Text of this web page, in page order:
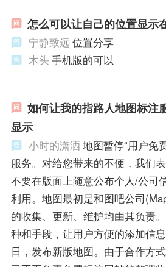
怎么可以让自己的位置显示
宁静致远 位置分享
木头 手机版的可以
如何让我的指路人地图标注
显示
小时的潇洒 地图暂停“用户免
服务。对给您带来的不便，我们
不要在版面上随意公布个人/公司
利用。地图最初是和图吧公司
的收集、更新、维护均由其负责
种和手段，让用户方便的添加信
日，发布新版地图。由于合作方